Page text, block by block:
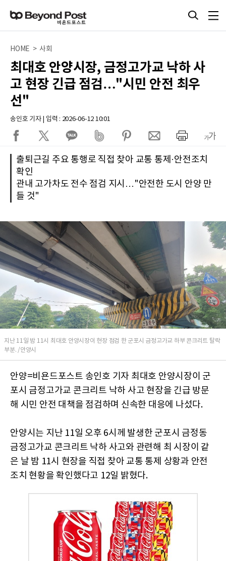
HOME > 사회
최대호 안양시장, 금정고가교 낙하 사
고 현장 긴급 점검…"시민 안전 최우
선"
송인호 기자 | 입력 : 2026-06-12 10:01
출퇴근길 주요 통행로 직접 찾아 교통 통제·안전조치
확인
관내 고가차도 전수 점검 지시…"안전한 도시 안양 만
들 것"
지난 11일 밤 11시 최대호 안양시장이 현장 점검 한 군포시 금정고가교 하부 콘크리트 탈락
부분. /안양시
안양=비욘드포스트 송인호 기자 최대호 안양시장이 군
포시 금정고가교 콘크리트 낙하 사고 현장을 긴급 방문
해 시민 안전 대책을 점검하며 신속한 대응에 나섰다.
안양시는 지난 11일 오후 6시께 발생한 군포시 금정동
금정고가교 콘크리트 낙하 사고와 관련해 최 시장이 같
은 날 밤 11시 현장을 직접 찾아 교통 통제 상황과 안전
조치 현황을 확인했다고 12일 밝혔다.